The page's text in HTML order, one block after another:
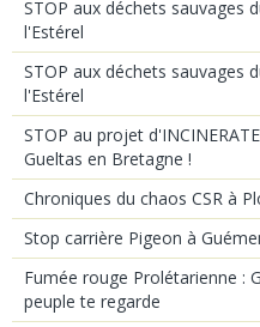
STOP aux déchets sauvages
l'Estérel
STOP aux déchets sauvages
l'Estérel
STOP au projet
Gueltas en Bretagne !
Chroniques du chaos CSR à
Stop carrière Pigeon à
Fumée rouge Prolétarienne :
peuple te regarde